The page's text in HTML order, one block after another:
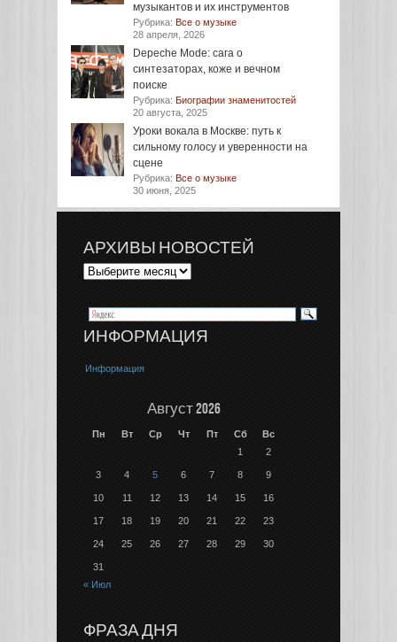
музыкантов и их инструментов
Рубрика: Все о музыке
28 апреля, 2026
Depeche Mode: сага о
синтезаторах, коже и вечном
поиске
Рубрика: Биографии знаменитостей
20 августа, 2025
Уроки вокала в Москве: путь к
сильному голосу и уверенности на
сцене
Рубрика: Все о музыке
30 июня, 2025
АРХИВЫ НОВОСТЕЙ
ИНФОРМАЦИЯ
Информация
Август 2026
Пн Вт Ср Чт Пт Сб
Вс
1
2
3 4 5 6 7 8 9
10 11 12 13 14 15 16
17 18 19 20 21 22 23
24 25 26 27 28 29 30
31
« Июл
ФРАЗА ДНЯ